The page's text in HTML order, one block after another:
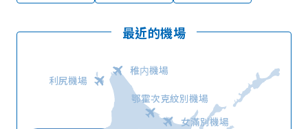
最近的機場
稚内機場
利尻機場
鄂霍次克紋別機場
女滿別機場